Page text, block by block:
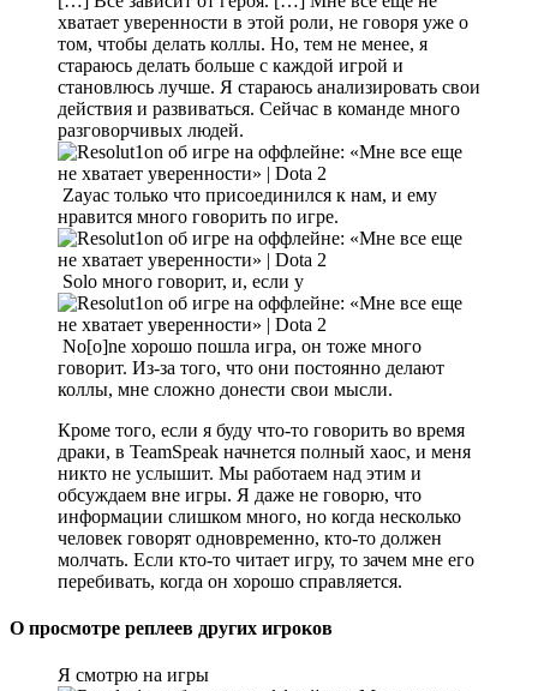
хватает уверенности в этой роли, не говоря уже о
том, чтобы делать коллы. Но, тем не менее, я
стараюсь делать больше с каждой игрой и
становлюсь лучше. Я стараюсь анализировать свои
действия и развиваться. Сейчас в команде много
разговорчивых людей.
Zayac только что присоединился к нам, и ему
нравится много говорить по игре.
Solo много говорит, и, если у
No[o]ne хорошо пошла игра, он тоже много
говорит. Из-за того, что они постоянно делают
коллы, мне сложно донести свои мысли.
Кроме того, если я буду что-то говорить во время
драки, в TeamSpeak начнется полный хаос, и меня
никто не услышит. Мы работаем над этим и
обсуждаем вне игры. Я даже не говорю, что
информации слишком много, но когда несколько
человек говорят одновременно, кто-то должен
молчать. Если кто-то читает игру, то зачем мне его
перебивать, когда он хорошо справляется.
О просмотре реплеев других игроков
Я смотрю на игры